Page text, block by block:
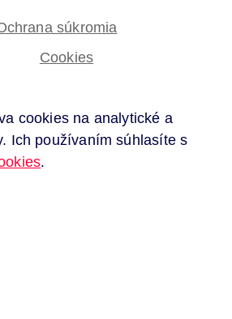
súkromia
Cookies
cookies na analytické a
Ich používaním súhlasíte s
.